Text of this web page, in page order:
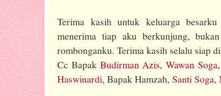
Terima kasih untuk keluarga
menerima tiap aku berkunjung,
rombonganku. Terima kasih selalu siap
Cc Bapak Budirman Azis,Wawan Soga
Haswinardi, Bapak Hamzah, Santi Soga,